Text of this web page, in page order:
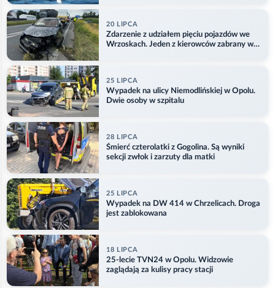
20 LIPCA
Zdarzenie z udziałem pięciu pojazdów we
Wrzoskach. Jeden z kierowców zabrany w
25 LIPCA
Wypadek na ulicy Niemodlińskiej w Opolu.
Dwie osoby w szpitalu
28 LIPCA
Śmierć czterolatki z Gogolina. Są wyniki
sekcji zwłok i zarzuty dla matki
25 LIPCA
Wypadek na DW 414 w Chrzelicach. Droga
jest zablokowana
18 LIPCA
25-lecie TVN24 w Opolu. Widzowie
zaglądają za kulisy pracy stacji